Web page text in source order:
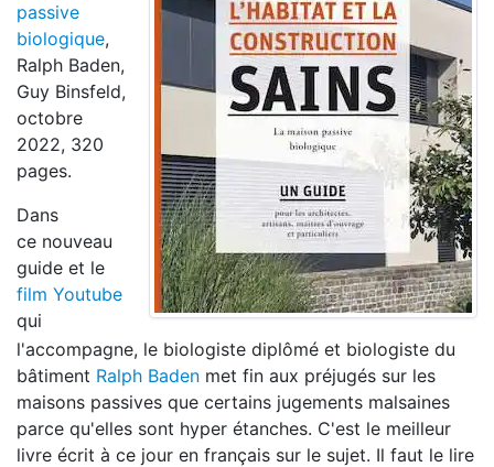
passive
biologique,
Ralph Baden,
Guy Binsfeld,
octobre
2022, 320
pages.
Dans
ce nouveau
guide et le
film Youtube
qui
l'accompagne, le biologiste diplômé et biologiste du
bâtiment Ralph Baden met fin aux préjugés sur les
maisons passives que certains jugements malsaines
parce qu'elles sont hyper étanches. C'est le meilleur
livre écrit à ce jour en français sur le sujet. Il faut le lire